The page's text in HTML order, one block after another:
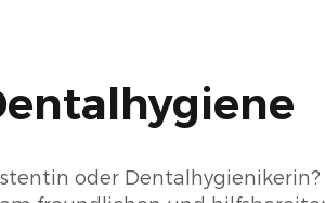
oder